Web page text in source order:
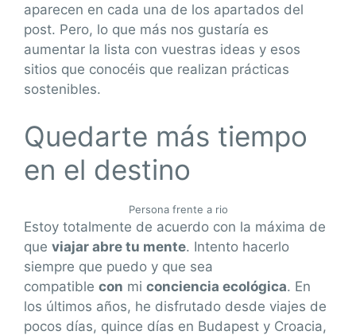
aparecen en cada una de los apartados del
post. Pero, lo que más nos gustaría es
aumentar la lista con vuestras ideas y esos
sitios que conocéis que realizan prácticas
sostenibles.
Quedarte más tiempo
en el destino
Persona frente a rio
Estoy totalmente de acuerdo con la máxima de
que viajar abre tu mente. Intento hacerlo
siempre que puedo y que sea
compatible con mi conciencia ecológica. En
los últimos años, he disfrutado desde viajes de
pocos días, quince días en Budapest y Croacia,